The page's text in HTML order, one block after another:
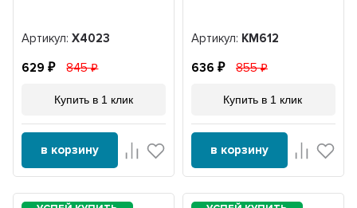
Артикул:X4023
629 845
Купить в 1 клик
в корзину
Артикул: KM612
636 855
Купить в 1 клик
в корзину